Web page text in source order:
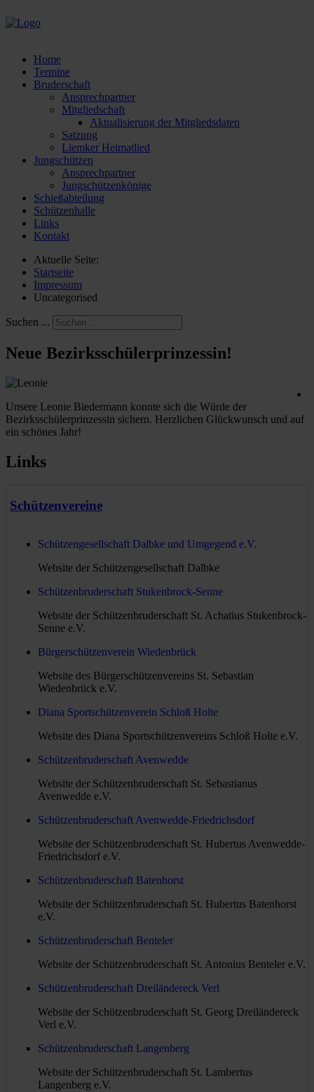
Home
Termine
Bruderschaft
Ansprechpartner
Mitgliedschaft
Aktualisierung der Mitgliedsdaten
Satzung
Liemker Heimatlied
Jungschützen
Ansprechpartner
Jungschützenkönige
Schießabteilung
Schützenhalle
Links
Kontakt
Aktuelle Seite:
Startseite
Impressum
Uncategorised
Suchen ...
Neue Bezirksschülerprinzessin!
Unsere Leonie Biedermann konnte sich die Würde der
Bezirksschülerprinzessin sichern. Herzlichen Glückwunsch und auf
ein schönes Jahr!
Links
Schützenvereine
Schützengesellschaft Dalbke und Umgegend e.V.
Website der Schützengesellschaft Dalbke
Schützenbruderschaft Stukenbrock-Senne
Website der Schützenbruderschaft St. Achatius Stukenbrock-
Senne e.V.
Bürgerschützenverein Wiedenbrück
Website des Bürgerschützenvereins St. Sebastian
Wiedenbrück e.V.
Diana Sportschützenverein Schloß Holte
Website des Diana Sportschützenvereins Schloß Holte e.V.
Schützenbruderschaft Avenwedde
Website der Schützenbruderschaft St. Sebastianus
Avenwedde e.V.
Schützenbruderschaft Avenwedde-Friedrichsdorf
Website der Schützenbruderschaft St. Hubertus Avenwedde-
Friedrichsdorf e.V.
Schützenbruderschaft Batenhorst
Website der Schützenbruderschaft St. Hubertus Batenhorst
e.V.
Schützenbruderschaft Benteler
Website der Schützenbruderschaft St. Antonius Benteler e.V.
Schützenbruderschaft Dreiländereck Verl
Website der Schützenbruderschaft St. Georg Dreiländereck
Verl e.V.
Schützenbruderschaft Langenberg
Website der Schützenbruderschaft St. Lambertus
Langenberg e.V.